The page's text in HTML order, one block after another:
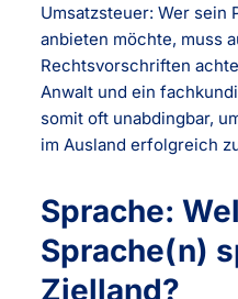
Umsatzsteuer: Wer sein
anbieten möchte, muss
Rechtsvorschriften
Anwalt und ein
somit oft unabdingbar,
im Ausland erfolgreich
Sprache:
Sprache(n)
Zielland?